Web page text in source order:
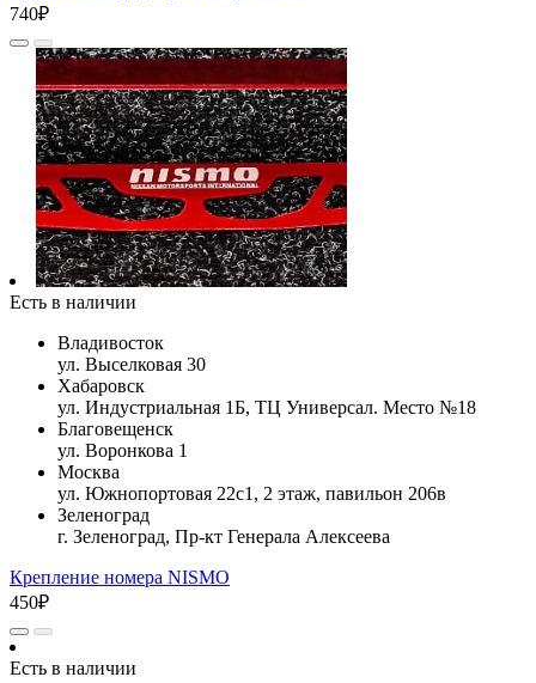
740₽
Есть в наличии
Владивосток
ул. Выселковая 30
Хабаровск
ул. Индустриальная 1Б, ТЦ Универсал. Место №18
Благовещенск
ул. Воронкова 1
Москва
ул. Южнопортовая 22с1, 2 этаж, павильон 206в
Зеленоград
г. Зеленоград, Пр-кт Генерала Алексеева
Крепление номера NISMO
450₽
Есть в наличии